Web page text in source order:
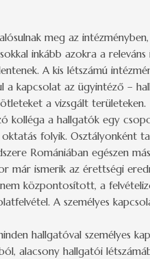
meg az
inkább azokra a releváns
A kis létszámú
a kapcsolat az ügyintéző –
a vizsgált területeken.
kolléga a hallgatók egy
folyik. Osztályonként
Romániában egészen
ismerik az érettségi
nem központosított, a
A személyes
hallgatóval személyes
alacsony hallgatói